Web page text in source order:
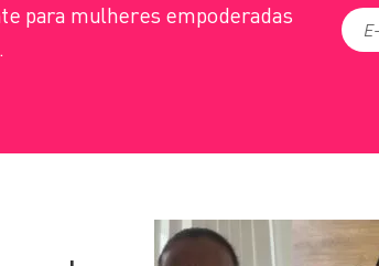
para mulheres empoderadas